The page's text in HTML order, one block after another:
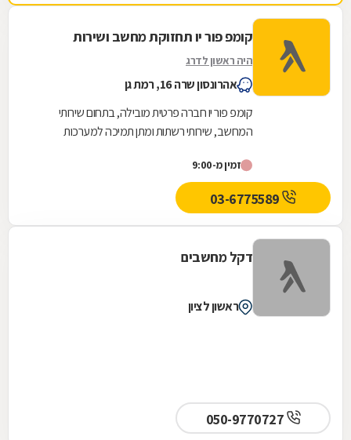
קומפ פור יו תחזוקת מחשב ושירות
היה ראשון לדרג
אהרונסון שרה 16, רמת גן
קומפ פור יו חברה פרטית מובילה, בתחום שירותי
המחשב, שירותי רשתות ומתן תמיכה למערכות
זמין מ-9:00
03-6775589
דקל מחשבים
ראשון לציון